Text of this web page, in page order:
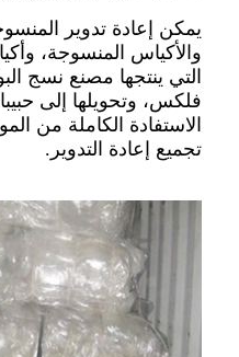
يمكن إعادة تدوير
والأكياس المنسوجة،
التي ينتجها مصنع نسج
فلكس، وتحويلها إلى
الاستفادة الكاملة من
تجميع إعادة التدوير.